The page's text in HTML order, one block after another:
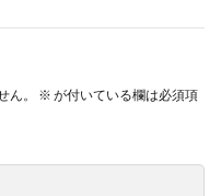
。 ※ が付いている欄は必須項